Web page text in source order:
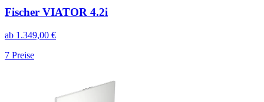
Fischer VIATOR 4.2i
ab 1.349,00 €
7 Preise